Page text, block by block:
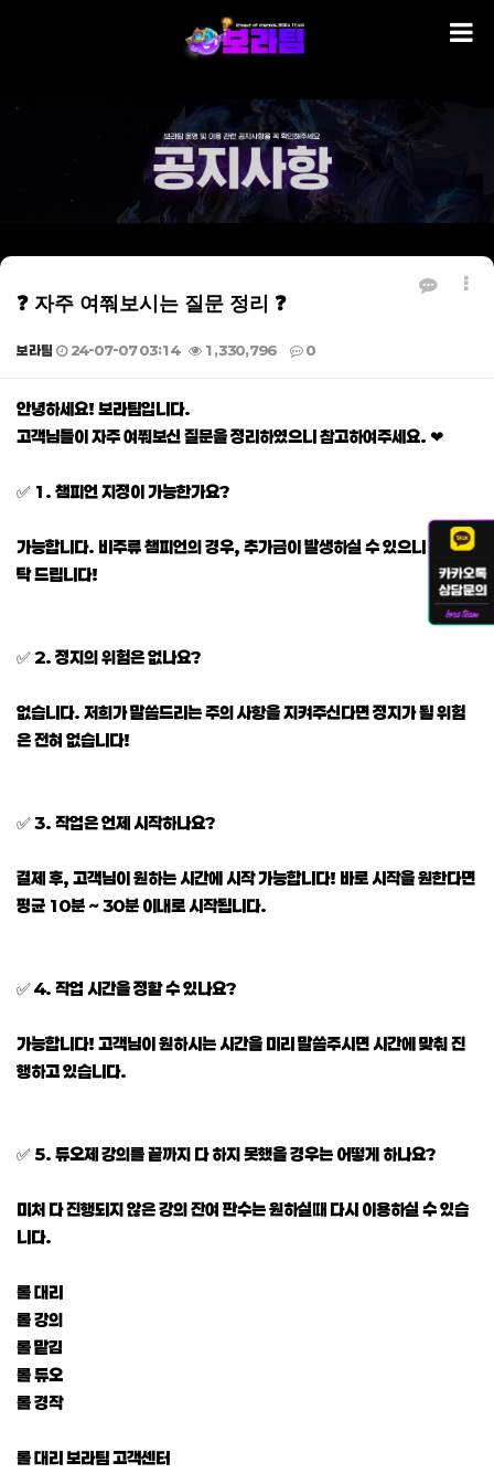
❓ 자주 여쭤보시는 질문 정리 ❓
보라팀 24-07-07 03:14 1,330,796 0
본문
안녕하세요! 보라팀입니다.
고객님들이 자주 여쭤보신 질문을 정리하였으니 참고하여주세요. ❤
✅ 1. 챔피언 지정이 가능한가요?
가능합니다. 비주류 챔피언의 경우, 추가금이 발생하실 수 있으니 참고 부
탁 드립니다!
✅ 2. 정지의 위험은 없나요?
없습니다. 저희가 말씀드리는 주의 사항을 지켜주신다면 정지가 될 위험
은 전혀 없습니다!
✅ 3. 작업은 언제 시작하나요?
결제 후, 고객님이 원하는 시간에 시작 가능합니다! 바로 시작을 원한다면
평균 10분 ~ 30분 이내로 시작됩니다.
✅ 4. 작업 시간을 정할 수 있나요?
가능합니다! 고객님이 원하시는 시간을 미리 말씀주시면 시간에 맞춰 진
행하고 있습니다.
✅ 5. 듀오제 강의를 끝까지 다 하지 못했을 경우는 어떻게 하나요?
미처 다 진행되지 않은 강의 잔여 판수는 원하실때 다시 이용하실 수 있습
니다.
롤 대리
롤 강의
롤 맡김
롤 듀오
롤 경작
롤 대리 보라팀 고객센터